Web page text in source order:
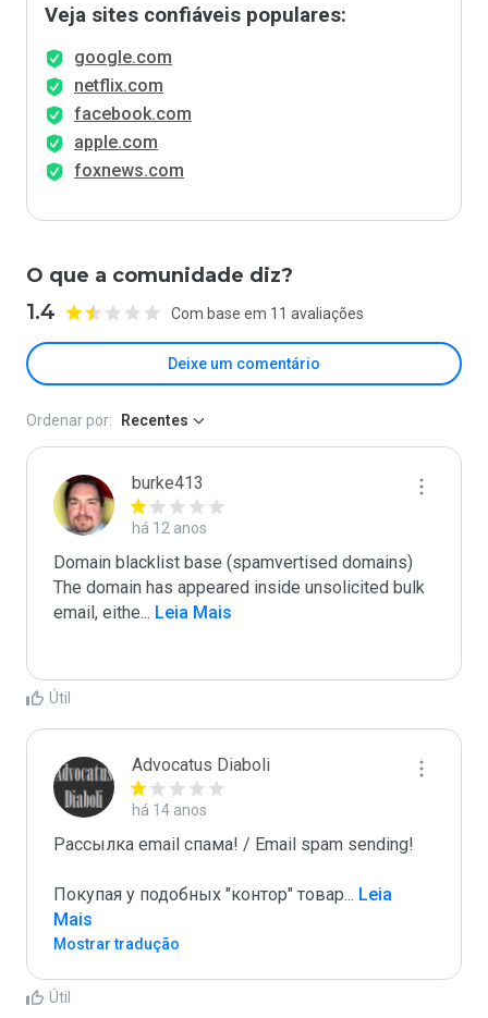
Veja sites confiáveis populares:
google.com
netflix.com
facebook.com
apple.com
foxnews.com
O que a comunidade diz?
1.4 Com base em 11 avaliações
Deixe um comentário
Ordenar por: Recentes
burke413
há 12 anos
Domain blacklist base (spamvertised domains)
The domain has appeared inside unsolicited bulk
email, eithe... Leia Mais
Útil
Advocatus Diaboli
há 14 anos
Рассылка email спама! / Email spam sending!
Покупая у подобных "контор" товар... Leia
Mais
Mostrar tradução
Útil